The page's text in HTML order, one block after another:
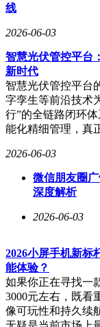
线
2026-06-03
智慧光伏管控平台
新时代
智慧光伏管控平台
字孪生等前沿技
行”的全链路闭环
能化精细管理，真
2026-06-03
微信朋友圈
深度解析
2026-06-03
2026小屏手机新标
能体验？
如果你正在寻找一
3000元左右，既看
像可玩性和持久续